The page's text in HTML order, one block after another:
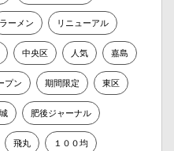
ラーメン リニューアル
中央区 人気 嘉島
プン 期間限定 東区
肥後ジャーナル
飛丸 １００均